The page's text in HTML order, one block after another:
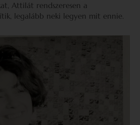
Attilát rendszeresen a
legalább neki legyen mit ennie.